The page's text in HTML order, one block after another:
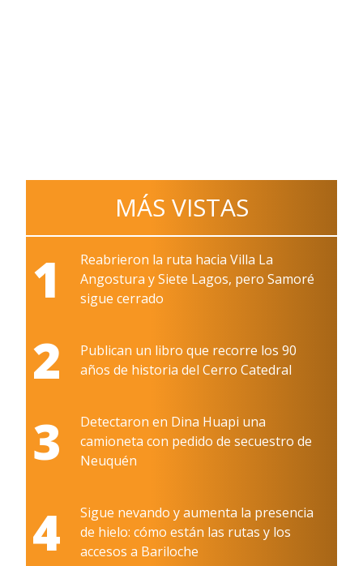
MÁS VISTAS
1
Reabrieron la ruta hacia Villa La
Angostura y Siete Lagos, pero Samoré
sigue cerrado
2
Publican un libro que recorre los 90
años de historia del Cerro Catedral
3
Detectaron en Dina Huapi una
camioneta con pedido de secuestro de
Neuquén
4
Sigue nevando y aumenta la presencia
de hielo: cómo están las rutas y los
accesos a Bariloche